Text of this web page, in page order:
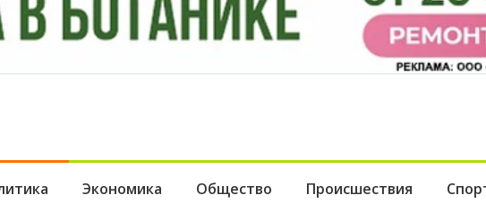
Экономика Общество Происшествия